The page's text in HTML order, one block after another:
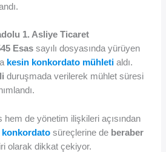
1. Asliye Ticaret
Esas sayılı dosyasında yürüyen
kesin konkordato mühleti aldı.
duruşmada verilerek mühlet süresi
de yönetim ilişkileri açısından
konkordatosüreçlerine de beraber
olarak dikkat çekiyor.